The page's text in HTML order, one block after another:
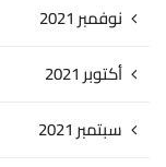
نوفمبر 2021
أكتوبر 2021
سبتمبر 2021